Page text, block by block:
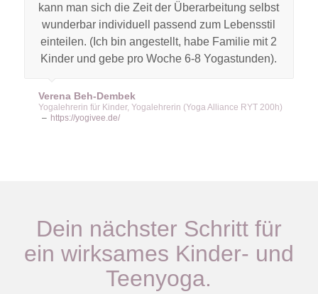
kann man sich die Zeit der Überarbeitung selbst
wunderbar individuell passend zum Lebensstil
einteilen. (Ich bin angestellt, habe Familie mit 2
Kinder und gebe pro Woche 6-8 Yogastunden).
Verena Beh-Dembek
Yogalehrerin für Kinder, Yogalehrerin (Yoga Alliance RYT 200h)
– https://yogivee.de/
Dein nächster Schritt für
ein wirksames Kinder- und
Teenyoga.